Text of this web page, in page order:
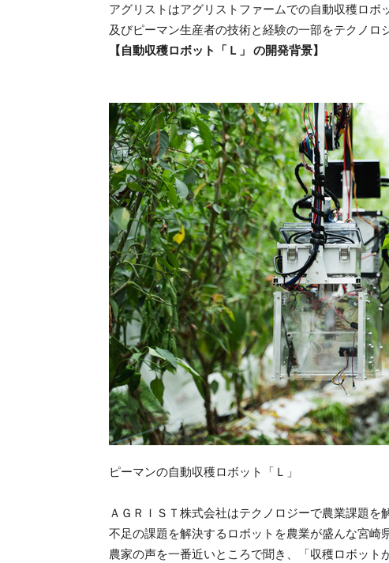
アグリストはアグリストファームでの自動収穫ロ
及びピーマン生産者の技術と経験の一部をテクノロ
【自動収穫ロボット「Ｌ」 の開発背景】
ピーマンの自動収穫ロボット「Ｌ」
ＡＧＲＩＳＴ株式会社はテクノロジーで農業課題
不足の課題を解決するロボットを農業が盛んな宮崎
農家の声を一番近いところで聞き、「収穫ロボッ